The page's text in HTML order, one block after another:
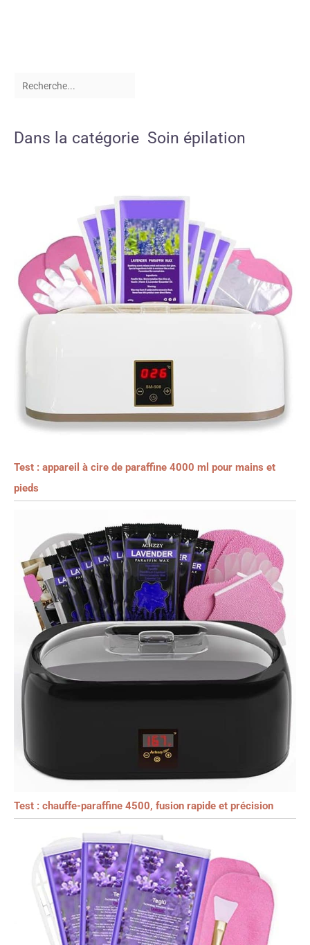
Dans la catégorie Soin épilation
Test : appareil à cire de paraffine 4000 ml pour mains et
pieds
Test : chauffe-paraffine 4500, fusion rapide et précision